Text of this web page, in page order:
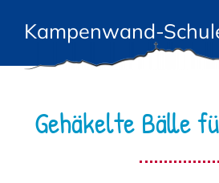
InhaltKampenwand-
Start
News
Gehäkelte Bälle